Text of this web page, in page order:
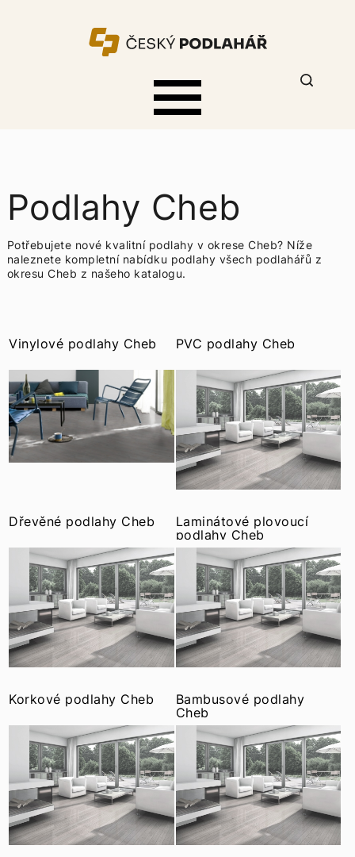
Podlahy Cheb
Potřebujete nové kvalitní podlahy v okrese Cheb? Níže
naleznete kompletní nabídku podlahy všech podlahářů z
okresu Cheb z našeho katalogu.
Vinylové podlahy Cheb PVC podlahy Cheb
Dřevěné podlahy Cheb
Laminátové plovoucí
podlahy Cheb
Korkové podlahy Cheb
Bambusové podlahy
Cheb